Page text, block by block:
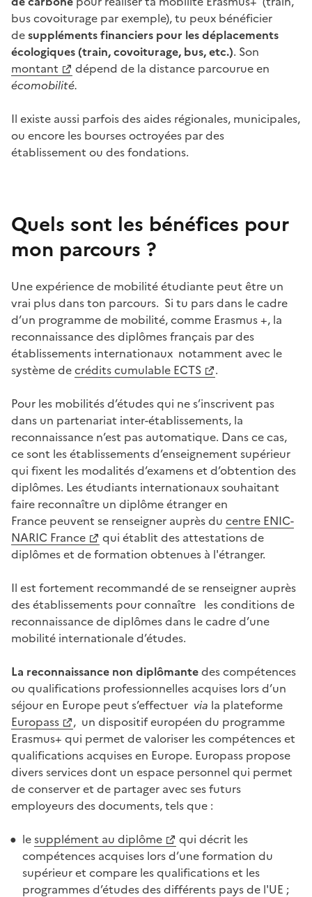
bus covoiturage par exemple), tu peux bénéficier
desuppléments financiers pour les déplacements
écologiques (train, covoiturage, bus, etc.). Son
montant
dépend de la distance parcourue en
écomobilité.
Il existe aussi parfois des aides régionales, municipales,
ou encore les bourses octroyées par des
établissement ou des fondations.
Quels sont les bénéfices pour
mon parcours ?
Une expérience de mobilité étudiante peut être un
vrai plus dans ton parcours. Si tu pars dans le cadre
d’un programme de mobilité, comme Erasmus +, la
reconnaissance des diplômes français par des
établissements internationaux notamment avec le
système decrédits cumulable ECTS .
Pour les mobilités d’études qui ne s’inscrivent pas
dans un partenariat inter-établissements, la
reconnaissance n’est pas automatique. Dans ce cas,
ce sont les établissements d’enseignement supérieur
qui fixent les modalités d’examens et d’obtention des
diplômes. Les étudiants internationaux souhaitant
faire reconnaître un diplôme étranger en
France peuvent se renseigner auprès du centre ENIC-
NARIC France
qui établit des attestations de
diplômes et de formation obtenues à l'étranger.
Il est fortement recommandé de se renseigner auprès
des établissements pour connaître les conditions de
reconnaissance de diplômes dans le cadre d’une
mobilité internationale d’études.
La reconnaissance non diplômantedes compétences
ou qualifications professionnelles acquises lors d’un
séjour en Europe peut s’effectuer via la plateforme
Europass
, un dispositif européen du programme
Erasmus+ qui permet de valoriser les compétences et
qualifications acquises en Europe. Europass propose
divers services dont un espace personnel qui permet
de conserver et de partager avec ses futurs
employeurs des documents, tels que :
lesupplément au diplôme
qui décrit les
compétences acquises lors d’une formation du
supérieur et compare les qualifications et les
programmes d’études des différents pays de l'UE ;